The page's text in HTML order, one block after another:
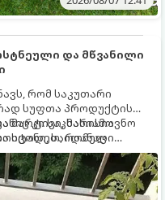
და მწვანილი
რომ საკუთარი
სუფთა პროდუქტის
კი საკმარისია
საიდანაც
მწვანილსა და
მარტივი, სასიამოვნო
იცოდეთ, რომელი
ყველაზე კარგად